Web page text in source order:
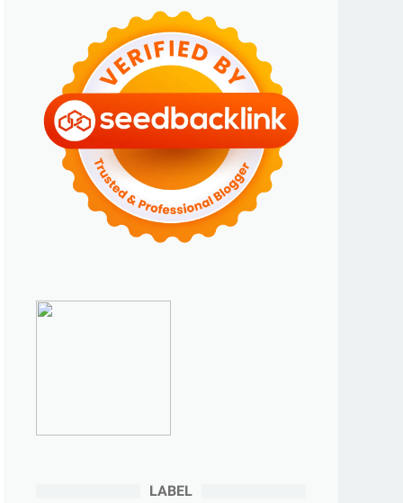
April 2024(2)
►
Maret 2024 (2)
►
Februari 2024
►Januari 2024 (2)
►2023(70)
►Desember 2023
► November 2023(6)
Oktober 2023
(6)
►Maret 2023(7)
Januari 2023 (5)
LABEL